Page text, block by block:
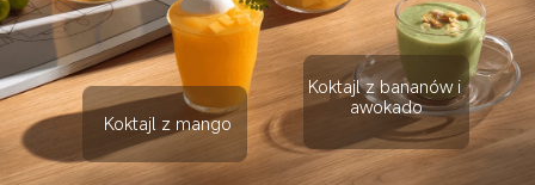
Koktajl z bananów i
awokado
Koktajl z mango